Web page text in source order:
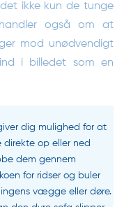
ikke kun de tunge
også om at
mod unødvendigt
i billedet som en
dig mulighed for at
op eller ned
dem gennem
for ridser og buler
vægge eller døre.